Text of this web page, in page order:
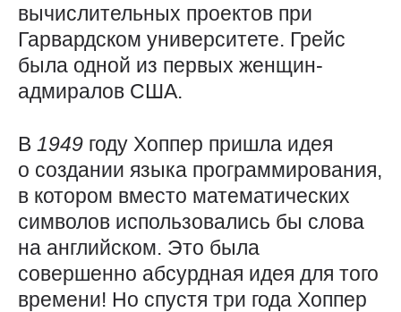
вычислительных проектов при
Гарвардском университете. Грейс
была одной из первых женщин-
адмиралов США.
В 1949 году Хоппер пришла идея
о создании языка программирования,
в котором вместо математических
символов использовались бы слова
на английском. Это была
совершенно абсурдная идея для того
времени! Но спустя три года Хоппер